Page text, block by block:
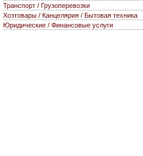
Транспорт / Грузоперевозки
Хозтовары / Канцелярия / Бытовая техника
Юридические / Финансовые услуги